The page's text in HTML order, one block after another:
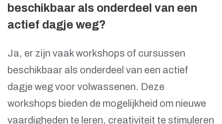
beschikbaar als onderdeel van een
actief dagje weg?
Ja, er zijn vaak workshops of cursussen
beschikbaar als onderdeel van een actief
dagje weg voor volwassenen. Deze
workshops bieden de mogelijkheid om nieuwe
vaardigheden te leren, creativiteit te stimuleren